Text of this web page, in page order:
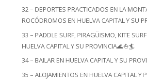
32 – DEPORTES PRACTICADOS EN LA
ROCÓDROMOS EN HUELVA CAPITAL Y SU
33 – PADDLE SURF, PIRAGÜISMO, KITE
HUELVA CAPITAL Y SU PROVINCIA🌊⛵🏄
34 – BAILAR EN HUELVA CAPITAL Y SU
35 – ALOJAMIENTOS EN HUELVA CAPITAL Y